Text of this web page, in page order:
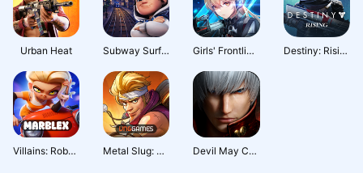
Urban Heat Subway Surfers City Girls' Frontline: Fire Control Destiny: Rising
Villains: Robot BattleRoyale Metal Slug: Awakening Devil May Cry: Peak of Combat